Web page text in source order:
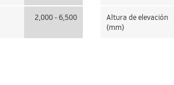
2,000 - 6,500
Altura de elevación
(mm)